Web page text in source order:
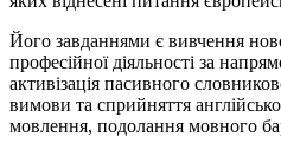
Його завданнями є вивчення
професійної діяльності за
активізація пасивного
вимови та сприйняття
мовлення, подолання мовного